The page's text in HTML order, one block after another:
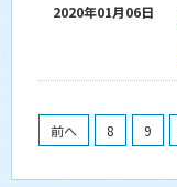
2020年01月06日
前へ 8 9